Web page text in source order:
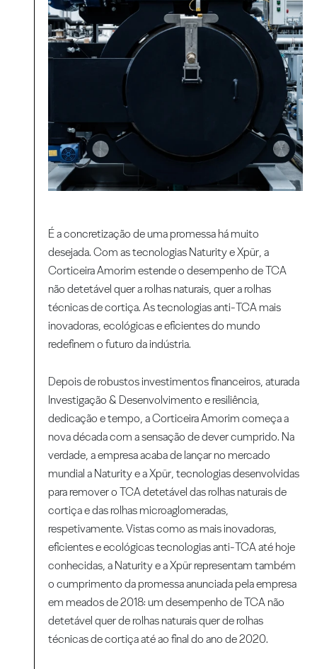
É a concretização de uma promessa há muito
desejada. Com as tecnologias Naturity e Xpür, a
Corticeira Amorim estende o desempenho de TCA
não detetável quer a rolhas naturais, quer a rolhas
técnicas de cortiça. As tecnologias anti-TCA mais
inovadoras, ecológicas e eficientes do mundo
redefinem o futuro da indústria.
Depois de robustos investimentos financeiros, aturada
Investigação & Desenvolvimento e resiliência,
dedicação e tempo, a Corticeira Amorim começa a
nova década com a sensação de dever cumprido. Na
verdade, a empresa acaba de lançar no mercado
mundial a Naturity e a Xpür, tecnologias desenvolvidas
para remover o TCA detetável das rolhas naturais de
cortiça e das rolhas microaglomeradas,
respetivamente. Vistas como as mais inovadoras,
eficientes e ecológicas tecnologias anti-TCA até hoje
conhecidas, a Naturity e a Xpür representam também
o cumprimento da promessa anunciada pela empresa
em meados de 2018: um desempenho de TCA não
detetável quer de rolhas naturais quer de rolhas
técnicas de cortiça até ao final do ano de 2020.